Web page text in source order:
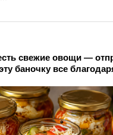
свежие овощи —
баночку все